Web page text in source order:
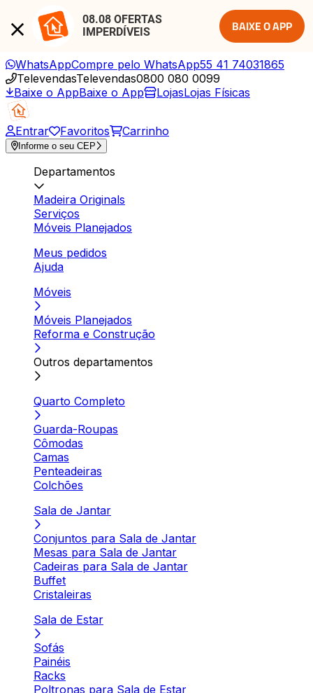
08.08 OFERTAS
IMPERDÍVEIS
BAIXE O APP
WhatsAppCompre pelo WhatsApp55 41 74031865
TelevendasTelevendas0800 080 0099
Baixe o AppBaixe o App LojasLojas Físicas
Entrar Favoritos Carrinho
Informe o seu CEP
Departamentos
Madeira Originals
Serviços
Móveis Planejados
Meus pedidos
Ajuda
Móveis
Móveis Planejados
Reforma e Construção
Outros departamentos
Quarto Completo
Guarda-Roupas
Cômodas
Camas
Penteadeiras
Colchões
Sala de Jantar
Conjuntos para Sala de Jantar
Mesas para Sala de Jantar
Cadeiras para Sala de Jantar
Buffet
Cristaleiras
Sala de Estar
Sofás
Painéis
Racks
Poltronas para Sala de Estar